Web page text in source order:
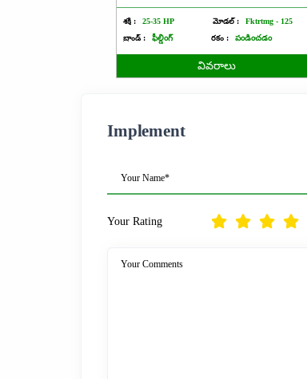
శక్తి : 25-35 HP మోడల్ :
Fktrtmg - 125
బ్రాండ్ :
ఫీల్డింగ్ రకం : పండించడం
వివరాలు
Implement
Your Name*
Your Rating
Your Comments